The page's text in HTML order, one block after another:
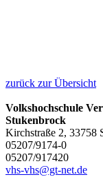
zurück zur Übersicht
Volkshochschule
Stukenbrock
Kirchstraße 2, 33758
05207/9174-0
05207/917420
vhs-vhs@gt-net.de